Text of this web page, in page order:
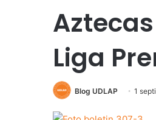
Liga
Blog UDLAP 1